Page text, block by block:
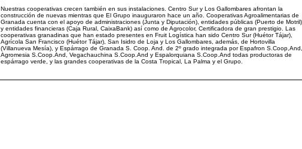
Nuestras cooperativas crecen también en sus instalaciones. Centro Sur y Los Gallombares afrontan la
construcción de nuevas mientras que El Grupo inauguraron hace un año. Cooperativas Agroalimentarias de
Granada cuenta con el apoyo de administraciones (Junta y Diputación), entidades públicas (Puerto de Motril)
y entidades financieras (Caja Rural, CaixaBank) así como de Agrocolor, Certificadora de gran prestigio. Las
cooperativas granadinas que han estado presentes en Fruit Logística han sido Centro Sur (Huétor Tájar),
Agrícola San Francisco (Huétor Tájar), San Isidro de Loja y Los Gallombares, además, de Hortovilla
(Villanueva Mesía), y Espárrago de Granada S. Coop. And. de 2º grado integrada por Espafron S.Coop,And,
Agromesia S.Coop.And, Vegachauchina S.Coop.And y Espalorquiana S.Coop.And todas productoras de
espárrago verde, y las grandes cooperativas de la Costa Tropical, La Palma y el Grupo.